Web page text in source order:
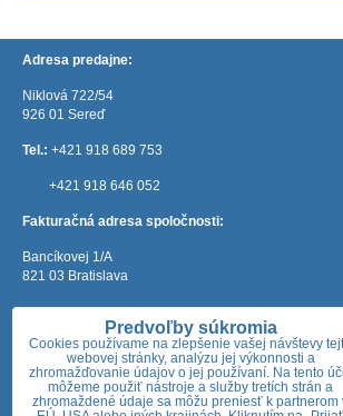
Adresa predajne:
Niklová 722/54
926 01 Sereď
Tel.: +421 918 689 753
+421 918 646 052
Fakturačná adresa spoločnosti:
Bancíkovej 1/A
821 03 Bratislava
Otváracie hodiny:
Pondelok: 7:30 - 18:00
Utorok: 7:30 - 18:00
Predvoľby súkromia
Cookies používame na zlepšenie vašej návštevy
webovej stránky, analýzu jej výkonnosti a
zhromažďovanie údajov o jej používaní. Na tento
môžeme použiť nástroje a služby tretích strán a
zhromaždené údaje sa môžu preniesť k partnerom